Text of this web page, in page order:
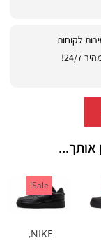
לקוחות
24/7!
אותך...
Sale!
NIKE
,